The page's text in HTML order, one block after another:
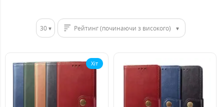
30 Рейтинг (починаючи з високого)
Хіт